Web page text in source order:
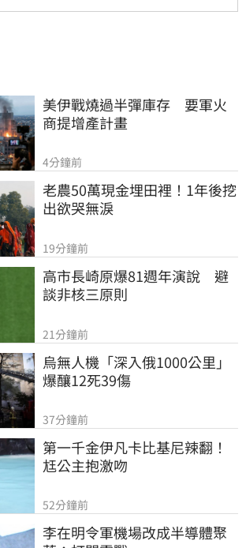
美伊戰燒過半彈庫存　要軍火
商提增產計畫
4分鐘前
老農50萬現金埋田裡！1年後挖
出欲哭無淚
19分鐘前
高市長崎原爆81週年演說　避
談非核三原則
21分鐘前
烏無人機「深入俄1000公里」
爆釀12死39傷
37分鐘前
第一千金伊凡卡比基尼辣翻！
尪公主抱激吻
52分鐘前
李在明令軍機場改成半導體聚